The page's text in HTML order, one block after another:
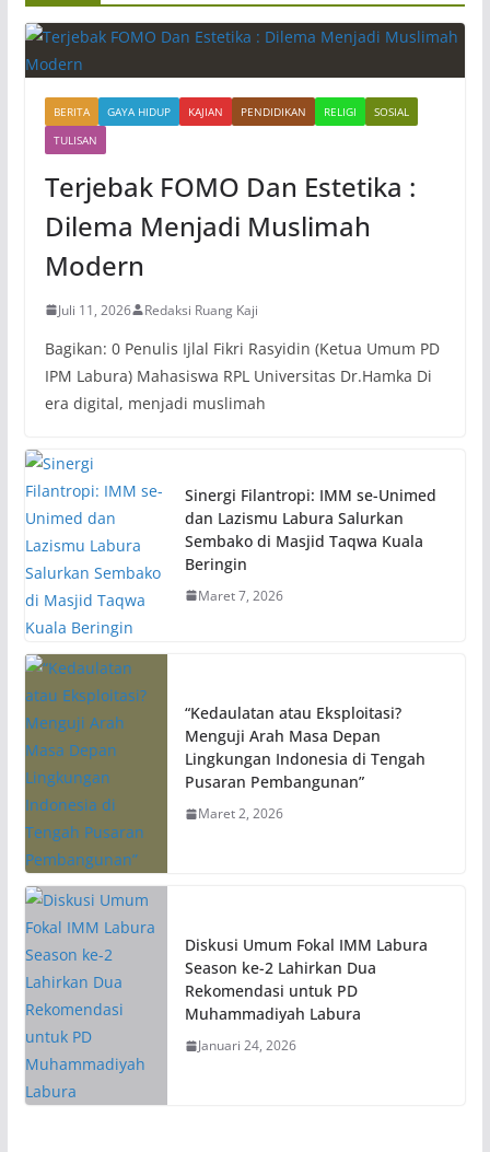
BERITA GAYA HIDUP KAJIAN PENDIDIKAN RELIGI
SOSIAL
TULISAN
Terjebak FOMO Dan Estetika :
Dilema Menjadi Muslimah
Modern
Juli 11, 2026 Redaksi Ruang Kaji
Bagikan: 0 Penulis Ijlal Fikri Rasyidin (Ketua Umum PD
IPM Labura) Mahasiswa RPL Universitas Dr.Hamka Di
era digital, menjadi muslimah
Sinergi Filantropi: IMM se-Unimed
dan Lazismu Labura Salurkan
Sembako di Masjid Taqwa Kuala
Beringin
Maret 7, 2026
“Kedaulatan atau Eksploitasi?
Menguji Arah Masa Depan
Lingkungan Indonesia di Tengah
Pusaran Pembangunan”
Maret 2, 2026
Diskusi Umum Fokal IMM Labura
Season ke-2 Lahirkan Dua
Rekomendasi untuk PD
Muhammadiyah Labura
Januari 24, 2026